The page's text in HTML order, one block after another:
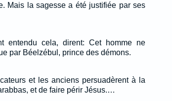
Mais la sagesse a été justifiée par ses
entendu cela, dirent: Cet homme ne
par Béelzébul, prince des démons.
et les anciens persuadèrent à la
et de faire périr Jésus.…